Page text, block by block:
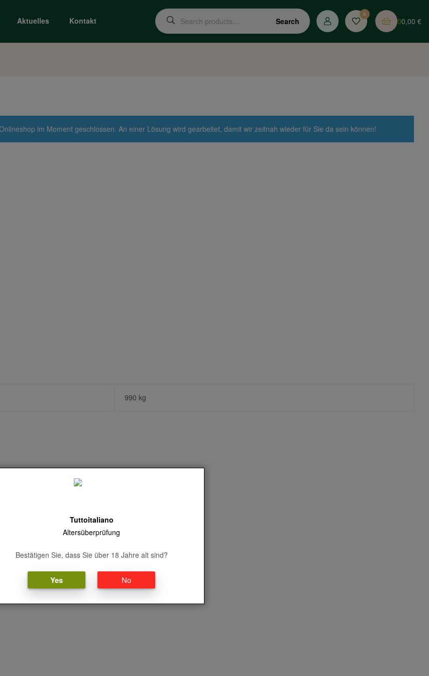
Aktuelles Kontakt Search
0
00,00 €
im Moment geschlossen. An einer Lösung wird gearbeitet, damit wir zeitnah wieder für Sie da sein können!
Tuttoitaliano
Altersüberprüfung
Bestätigen Sie, dass Sie über 18 Jahre alt sind?
Yes No
990 kg
abgeben.